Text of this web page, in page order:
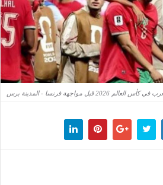
2026 قبل مواجهة فرنسا - المدينة برس